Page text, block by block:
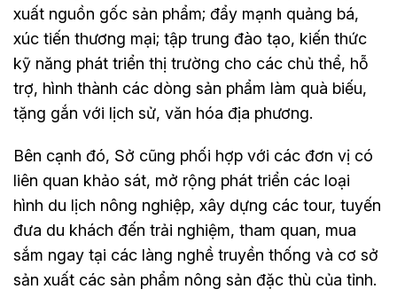
xuất nguồn gốc sản phẩm; đẩy mạnh quảng bá,
xúc tiến thương mại; tập trung đào tạo, kiến thức
kỹ năng phát triển thị trường cho các chủ thể, hỗ
trợ, hình thành các dòng sản phẩm làm quà biếu,
tặng gắn với lịch sử, văn hóa địa phương.
Bên cạnh đó, Sở cũng phối hợp với các đơn vị có
liên quan khảo sát, mở rộng phát triển các loại
hình du lịch nông nghiệp, xây dựng các tour, tuyến
đưa du khách đến trải nghiệm, tham quan, mua
sắm ngay tại các làng nghề truyền thống và cơ sở
sản xuất các sản phẩm nông sản đặc thù của tỉnh.